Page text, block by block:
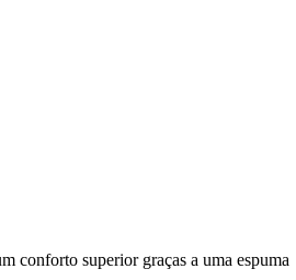
conforto superior graças a uma espuma